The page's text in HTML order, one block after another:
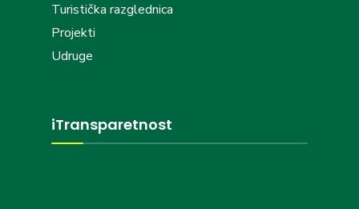
Turistička razglednica
Projekti
Udruge
iTransparetnost